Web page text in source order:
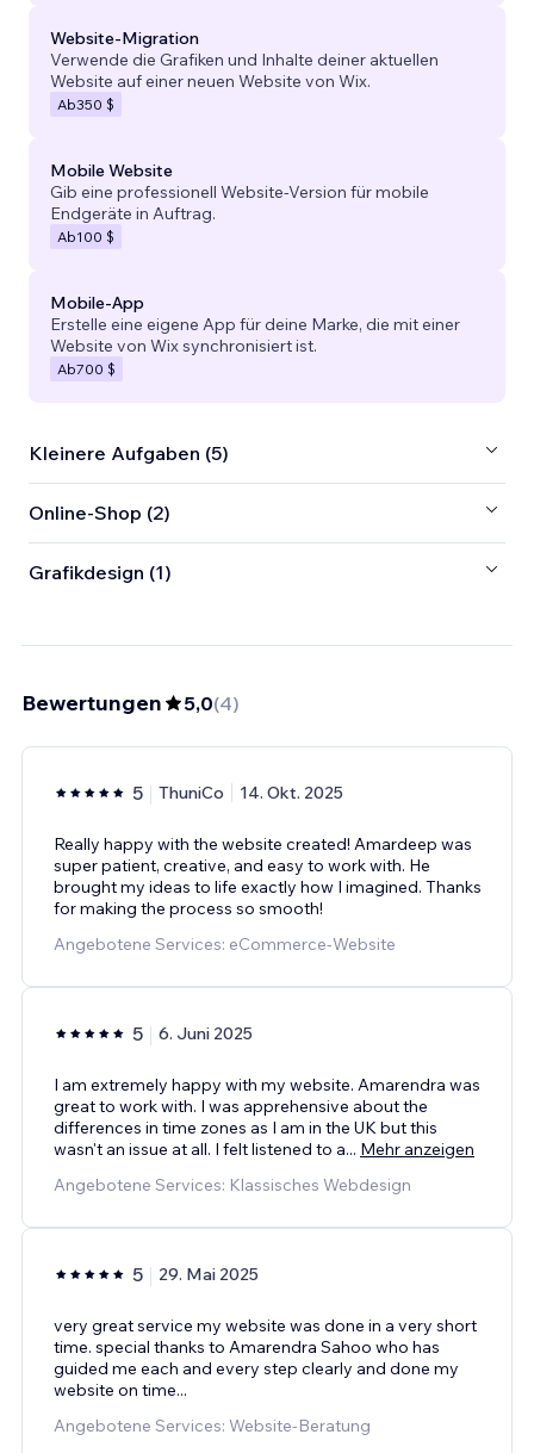
Website-Migration
Verwende die Grafiken und Inhalte deiner aktuellen
Website auf einer neuen Website von Wix.
Ab350 $
Mobile Website
Gib eine professionell Website-Version für mobile
Endgeräte in Auftrag.
Ab100 $
Mobile-App
Erstelle eine eigene App für deine Marke, die mit einer
Website von Wix synchronisiert ist.
Ab700 $
Kleinere Aufgaben (5)
Online-Shop (2)
Grafikdesign (1)
Bewertungen 5,0(4)
5 ThuniCo 14. Okt. 2025
Really happy with the website created! Amardeep was
super patient, creative, and easy to work with. He
brought my ideas to life exactly how I imagined. Thanks
for making the process so smooth!
Angebotene Services: eCommerce-Website
5 6. Juni 2025
I am extremely happy with my website. Amarendra was
great to work with. I was apprehensive about the
differences in time zones as I am in the UK but this
wasn't an issue at all. I felt listened to a... Mehr anzeigen
Angebotene Services: Klassisches Webdesign
5 29. Mai 2025
very great service my website was done in a very short
time. special thanks to Amarendra Sahoo who has
guided me each and every step clearly and done my
website on time...
Angebotene Services: Website-Beratung